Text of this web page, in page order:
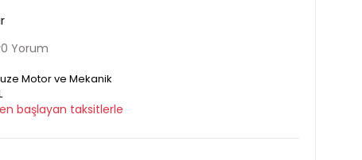
0 Yorum
Motor ve Mekanik
başlayan taksitlerle